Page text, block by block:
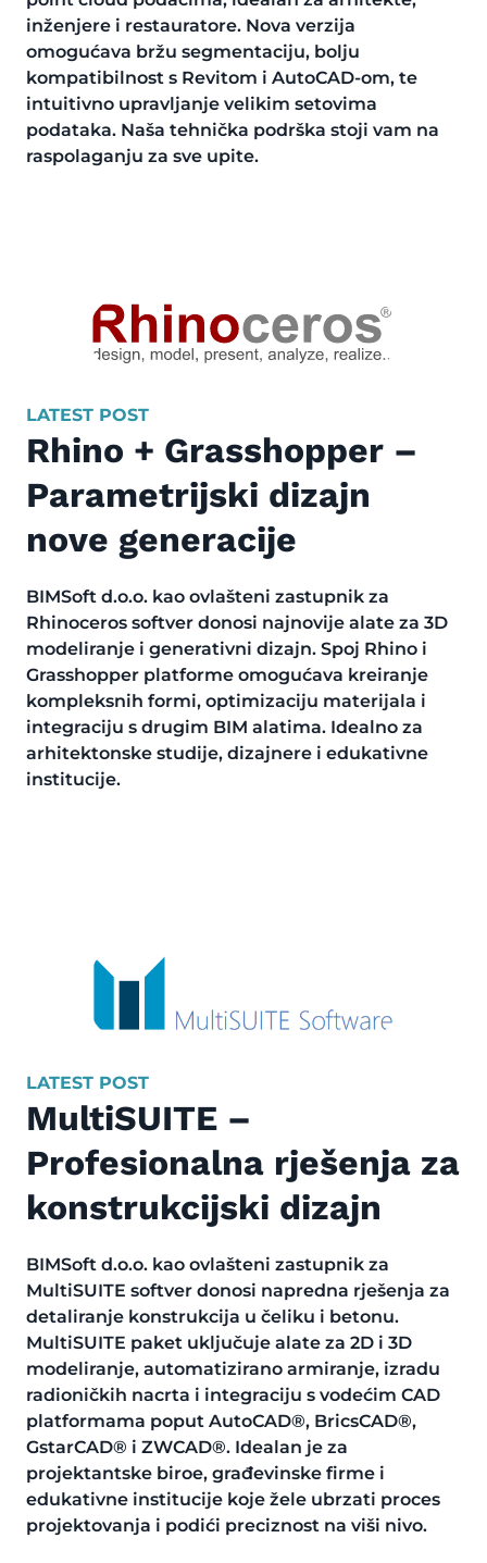
inženjere i restauratore. Nova verzija
omogućava bržu segmentaciju, bolju
kompatibilnost s Revitom i AutoCAD-om, te
intuitivno upravljanje velikim setovima
podataka. Naša tehnička podrška stoji vam na
raspolaganju za sve upite.
LATEST POST
Rhino + Grasshopper –
Parametrijski dizajn
nove generacije
BIMSoft d.o.o. kao ovlašteni zastupnik za
Rhinoceros softver donosi najnovije alate za 3D
modeliranje i generativni dizajn. Spoj Rhino i
Grasshopper platforme omogućava kreiranje
kompleksnih formi, optimizaciju materijala i
integraciju s drugim BIM alatima. Idealno za
arhitektonske studije, dizajnere i edukativne
institucije.
LATEST POST
MultiSUITE –
Profesionalna rješenja za
konstrukcijski dizajn
BIMSoft d.o.o. kao ovlašteni zastupnik za
MultiSUITE softver donosi napredna rješenja za
detaliranje konstrukcija u čeliku i betonu.
MultiSUITE paket uključuje alate za 2D i 3D
modeliranje, automatizirano armiranje, izradu
radioničkih nacrta i integraciju s vodećim CAD
platformama poput AutoCAD®, BricsCAD®,
GstarCAD® i ZWCAD®. Idealan je za
projektantske biroe, građevinske firme i
edukativne institucije koje žele ubrzati proces
projektovanja i podići preciznost na viši nivo.